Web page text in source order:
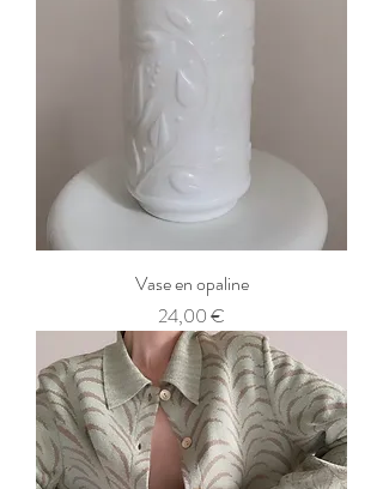
Vase en opaline
Prix
24,00 €